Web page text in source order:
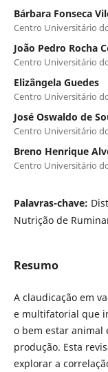
Bárbara Fonseca
Centro Universitário
João Pedro Rocha
Centro Universitário
Elizângela Guedes
Centro Universitário
José Oswaldo de
Centro Universitário
Breno Henrique
Centro Universitário
Palavras-chave:
Nutrição de
Resumo
A claudicação em
e multifatorial que
o bem estar animal
produção. Esta
explorar a